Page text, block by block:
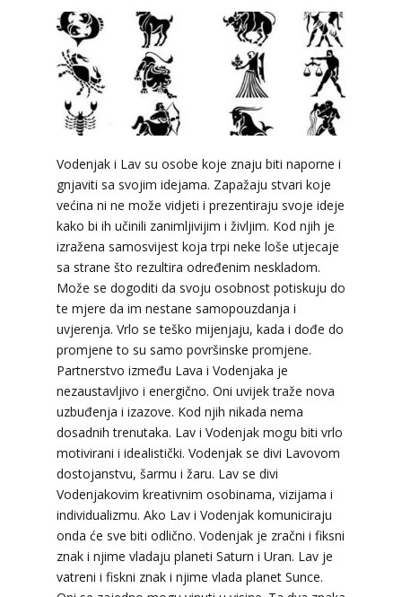
Vodenjak i Lav su osobe koje znaju biti naporne i
gnjaviti sa svojim idejama. Zapažaju stvari koje
većina ni ne može vidjeti i prezentiraju svoje ideje
kako bi ih učinili zanimljivijim i življim. Kod njih je
izražena samosvijest koja trpi neke loše utjecaje
sa strane što rezultira određenim neskladom.
Može se dogoditi da svoju osobnost potiskuju do
te mjere da im nestane samopouzdanja i
uvjerenja. Vrlo se teško mijenjaju, kada i dođe do
promjene to su samo površinske promjene.
Partnerstvo između Lava i Vodenjaka je
nezaustavljivo i energično. Oni uvijek traže nova
uzbuđenja i izazove. Kod njih nikada nema
dosadnih trenutaka. Lav i Vodenjak mogu biti vrlo
motivirani i idealistički. Vodenjak se divi Lavovom
dostojanstvu, šarmu i žaru. Lav se divi
Vodenjakovim kreativnim osobinama, vizijama i
individualizmu. Ako Lav i Vodenjak komuniciraju
onda će sve biti odlično. Vodenjak je zračni i fiksni
znak i njime vladaju planeti Saturn i Uran. Lav je
vatreni i fiskni znak i njime vlada planet Sunce.
DIJA/ Kod 64
Tarot savjetnik je zauzet
TEHNIKE:vedska astrologija (jyotish), reiki, tarot,
oracle karte, duhovni razgovori
Broj tel: 064/600-600
tel:0,93€ - mob:1,12€ min
STOJA/ Kod 31
Tarot savjetnik je slobodan
TEHNIKE:kristalna kugla, tarot, vidovitost, visak
Broj tel: 064/600-600
tel:0,93€ - mob:1,12€ min